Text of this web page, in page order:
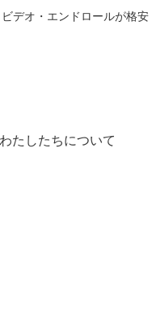
デオ・エンドロールが格安
わたしたちについて